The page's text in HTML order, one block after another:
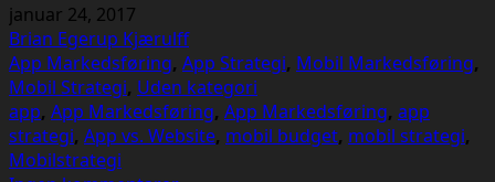
januar 24, 2017
Brian Egerup Kjærulff
App Markedsføring, App Strategi, Mobil Markedsføring,
Mobil Strategi, Uden kategori
app, App Markedsføring, App Markedsføring, app
strategi, App vs. Website, mobil budget, mobil strategi,
Mobilstrategi